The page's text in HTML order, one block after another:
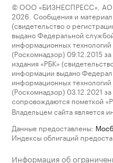
© ООО «БИЗНЕСПРЕСС», АО
2026. Сообщения и
(свидетельство о
выдано Федеральной
информационных
(Роскомнадзор) 09.12.2015
издания «РБК»
информации выдано
информационных
(Роскомнадзор) 03.12.2021
сопровождаются пометкой
Владельцем сайта является
Данные предоставлены:
Индексы облигаций
Информация об